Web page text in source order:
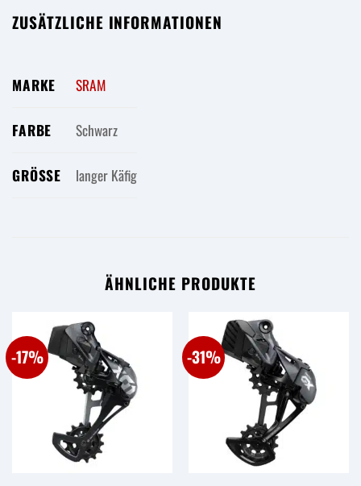
ZUSÄTZLICHE INFORMATIONEN
MARKE SRAM
FARBE Schwarz
GRÖSSE langer Käfig
ÄHNLICHE PRODUKTE
-17% -31%